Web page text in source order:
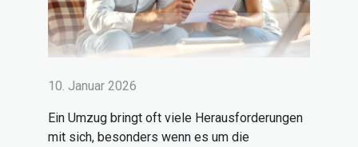
10. Januar 2026
Ein Umzug bringt oft viele Herausforderungen
mit sich, besonders wenn es um die